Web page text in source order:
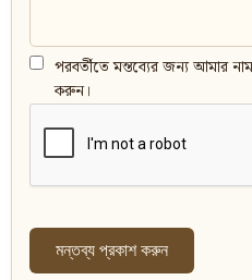
পরবর্তীতে মন্তব্যের জন্য আমার
করুন।